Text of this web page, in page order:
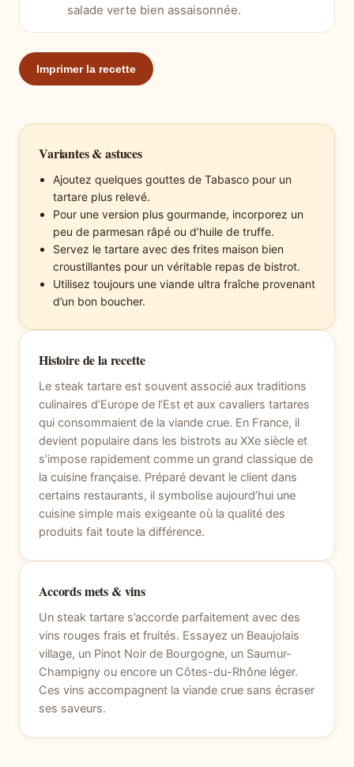
salade verte bien assaisonnée.
Imprimer la recette
Variantes & astuces
Ajoutez quelques gouttes de Tabasco pour un
tartare plus relevé.
Pour une version plus gourmande, incorporez un
peu de parmesan râpé ou d’huile de truffe.
Servez le tartare avec des frites maison bien
croustillantes pour un véritable repas de bistrot.
Utilisez toujours une viande ultra fraîche provenant
d’un bon boucher.
Histoire de la recette
Le steak tartare est souvent associé aux traditions
culinaires d’Europe de l’Est et aux cavaliers tartares
qui consommaient de la viande crue. En France, il
devient populaire dans les bistrots au XXe siècle et
s’impose rapidement comme un grand classique de
la cuisine française. Préparé devant le client dans
certains restaurants, il symbolise aujourd’hui une
cuisine simple mais exigeante où la qualité des
produits fait toute la différence.
Accords mets & vins
Un steak tartare s’accorde parfaitement avec des
vins rouges frais et fruités. Essayez un Beaujolais
village, un Pinot Noir de Bourgogne, un Saumur-
Champigny ou encore un Côtes-du-Rhône léger.
Ces vins accompagnent la viande crue sans écraser
ses saveurs.